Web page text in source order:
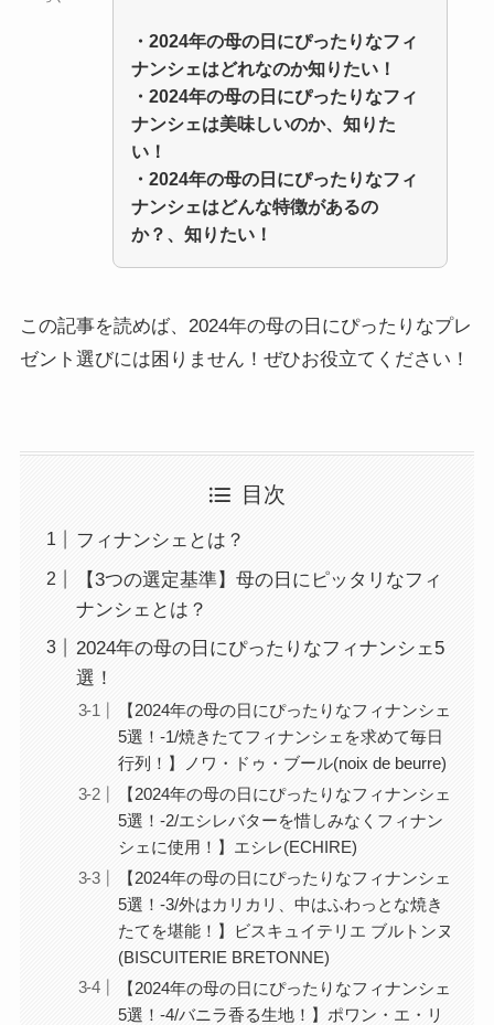
・2024年の母の日にぴったりなフィ
ナンシェはどれなのか知りたい！
・2024年の母の日にぴったりなフィ
ナンシェは美味しいのか、知りた
い！
・2024年の母の日にぴったりなフィ
ナンシェはどんな特徴があるの
か？、知りたい！
この記事を読めば、2024年の母の日にぴったりなプレ
ゼント選びには困りません！ぜひお役立てください！
目次
フィナンシェとは？
【3つの選定基準】母の日にピッタリなフィ
ナンシェとは？
2024年の母の日にぴったりなフィナンシェ5
選！
【2024年の母の日にぴったりなフィナンシェ
5選！-1/焼きたてフィナンシェを求めて毎日
行列！】ノワ・ドゥ・ブール(noix de beurre)
【2024年の母の日にぴったりなフィナンシェ
5選！-2/エシレバターを惜しみなくフィナン
シェに使用！】エシレ(ECHIRE)
【2024年の母の日にぴったりなフィナンシェ
5選！-3/外はカリカリ、中はふわっとな焼き
たてを堪能！】ビスキュイテリエ ブルトンヌ
(BISCUITERIE BRETONNE)
【2024年の母の日にぴったりなフィナンシェ
5選！-4/バニラ香る生地！】ポワン・エ・リ